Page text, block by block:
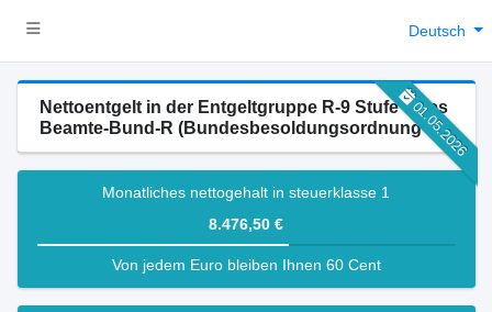
Deutsch
01.05.2026
Nettoentgelt in der Entgeltgruppe R-9 Stufe 0 des
Beamte-Bund-R (Bundesbesoldungsordnung R)
Monatliches nettogehalt in steuerklasse 1
8.476,50 €
Von jedem Euro bleiben Ihnen 60 Cent